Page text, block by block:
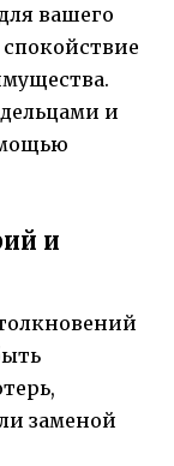
вашего
и
и
заменой